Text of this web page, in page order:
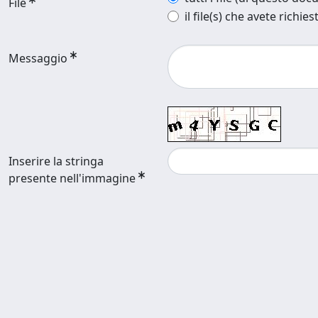
il file(s) che avete
Messaggio
Inserire la stringa
presente nell'immagine